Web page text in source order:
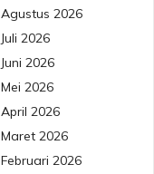
Agustus 2026
Juli 2026
Juni 2026
Mei 2026
April 2026
Maret 2026
Februari 2026